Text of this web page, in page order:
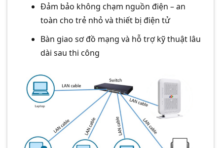
Đảm bảo không chạm nguồn điện – an
toàn cho trẻ nhỏ và thiết bị điện tử
Bàn giao sơ đồ mạng và hỗ trợ kỹ thuật lâu
dài sau thi công